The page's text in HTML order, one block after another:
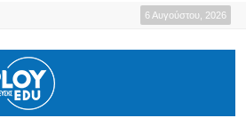
6 Αυγούστου, 2026